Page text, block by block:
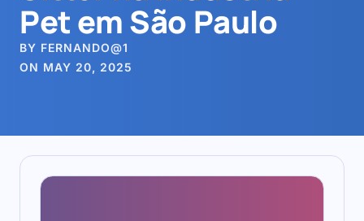
Pet em São Paulo
BY FERNANDO@1
ON MAY 20, 2025